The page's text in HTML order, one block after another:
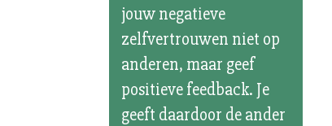
jouw negatieve
zelfvertrouwen niet op
anderen, maar geef
positieve feedback. Je
geeft daardoor de ander